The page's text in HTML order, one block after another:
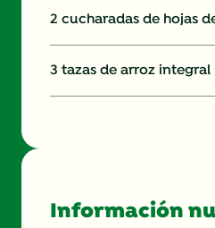
2 cucharadas de hojas
3 tazas de arroz integral
Información